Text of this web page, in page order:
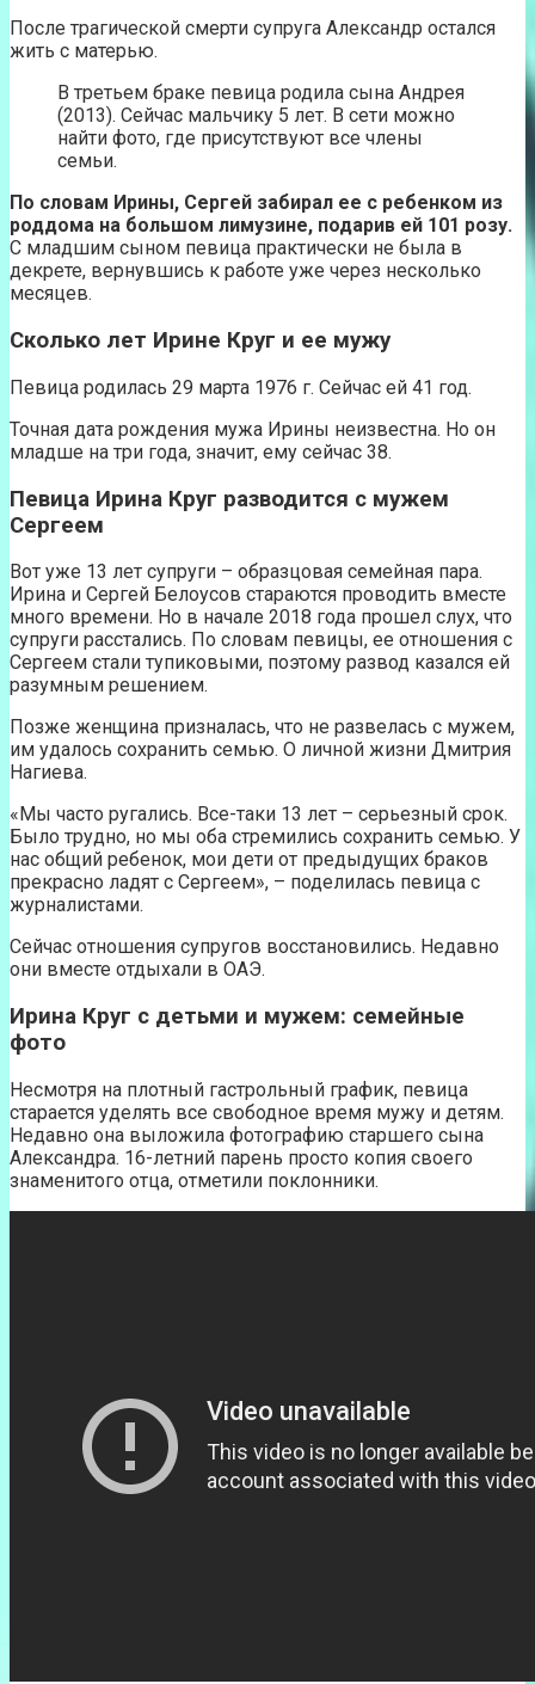
После трагической смерти супруга Александр остался
жить с матерью.
В третьем браке певица родила сына Андрея
(2013). Сейчас мальчику 5 лет. В сети можно
найти фото, где присутствуют все члены
семьи.
По словам Ирины, Сергей забирал ее с ребенком из
роддома на большом лимузине, подарив ей 101 розу.
С младшим сыном певица практически не была в
декрете, вернувшись к работе уже через несколько
месяцев.
Сколько лет Ирине Круг и ее мужу
Певица родилась 29 марта 1976 г. Сейчас ей 41 год.
Точная дата рождения мужа Ирины неизвестна. Но он
младше на три года, значит, ему сейчас 38.
Певица Ирина Круг разводится с мужем
Сергеем
Вот уже 13 лет супруги – образцовая семейная пара.
Ирина и Сергей Белоусов стараются проводить вместе
много времени. Но в начале 2018 года прошел слух, что
супруги расстались. По словам певицы, ее отношения с
Сергеем стали тупиковыми, поэтому развод казался ей
разумным решением.
Позже женщина призналась, что не развелась с мужем,
им удалось сохранить семью. О личной жизни Дмитрия
Нагиева.
«Мы часто ругались. Все-таки 13 лет – серьезный срок.
Было трудно, но мы оба стремились сохранить семью. У
нас общий ребенок, мои дети от предыдущих браков
прекрасно ладят с Сергеем», – поделилась певица с
журналистами.
Сейчас отношения супругов восстановились. Недавно
они вместе отдыхали в ОАЭ.
Ирина Круг с детьми и мужем: семейные
фото
Несмотря на плотный гастрольный график, певица
старается уделять все свободное время мужу и детям.
Недавно она выложила фотографию старшего сына
Александра. 16-летний парень просто копия своего
знаменитого отца, отметили поклонники.